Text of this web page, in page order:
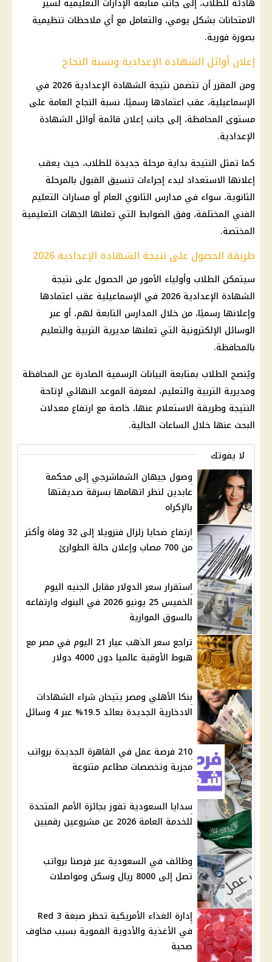
الامتحانات بشكل يومي، والتعامل مع أي ملاحظات تنظيمية
بصورة فورية.
إعلان أوائل الشهادة الإعدادية ونسبة النجاح
ومن المقرر أن تتضمن نتيجة الشهادة الإعدادية 2026
في
الإسماعيلية، عقب اعتمادها رسميًا، نسبة النجاح العامة على
مستوى المحافظة، إلى جانب إعلان قائمة أوائل الشهادة
الإعدادية.
كما تمثل النتيجة بداية مرحلة جديدة للطلاب، حيث يعقب
إعلانها الاستعداد لبدء إجراءات تنسيق القبول بالمرحلة
الثانوية، سواء في مدارس الثانوي العام أو مسارات التعليم
الفني المختلفة، وفق الضوابط التي تعلنها الجهات التعليمية
المختصة.
طريقة الحصول على نتيجة الشهادة الإعدادية 2026
سيتمكن الطلاب وأولياء الأمور من الحصول على نتيجة
الشهادة الإعدادية 2026
في الإسماعيلية عقب اعتمادها
وإعلانها رسميًا، من خلال المدارس التابعة لهم، أو عبر
الوسائل الإلكترونية التي تعلنها مديرية التربية والتعليم
بالمحافظة.
ويُنصح الطلاب بمتابعة البيانات الرسمية الصادرة عن المحافظة
ومديرية التربية والتعليم، لمعرفة الموعد النهائي لإتاحة
النتيجة وطريقة الاستعلام عنها، خاصة مع ارتفاع معدلات
البحث عنها خلال الساعات الحالية.
لا يفوتك
وصول جيهان الشماشرجي إلى محكمة
عابدين لنظر اتهامها بسرقة صديقتها
بالإكراه
ارتفاع ضحايا زلزال فنزويلا إلى 32 وفاة وأكثر
من 700 مصاب وإعلان حالة الطوارئ
استقرار سعر الدولار مقابل الجنيه اليوم
الخميس 25 يونيو 2026 في البنوك وارتفاعه
بالسوق الموازية
تراجع سعر الذهب عيار 21 اليوم في مصر مع
هبوط الأوقية عالميا دون 4000 دولار
بنكا الأهلي ومصر يتيحان شراء الشهادات
الادخارية الجديدة بعائد 19.5% عبر 4 وسائل
210 فرصة عمل في القاهرة الجديدة برواتب
مجزية وتخصصات مطاعم متنوعة
سدايا السعودية تفوز بجائزة الأمم المتحدة
للخدمة العامة 2026 عن مشروعين رقميين
وظائف في السعودية عبر فرصنا برواتب
تصل إلى 8000 ريال وسكن ومواصلات
إدارة الغذاء الأمريكية تحظر صبغة Red 3
في الأغذية والأدوية الفموية بسبب مخاوف
صحية